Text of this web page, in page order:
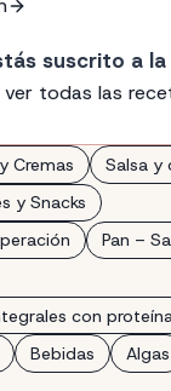
Cremas
Salsa y
y Snacks
Pan –
con
Bebidas Algas
suscrito a la
todas las